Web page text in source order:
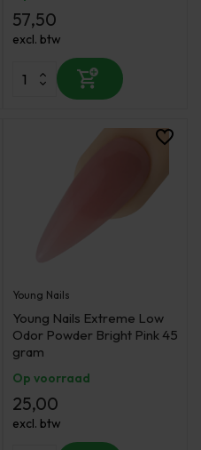
57,50
excl. btw
Young Nails
Young Nails Extreme Low
Odor Powder Bright Pink 45
gram
Op voorraad
25,00
excl. btw